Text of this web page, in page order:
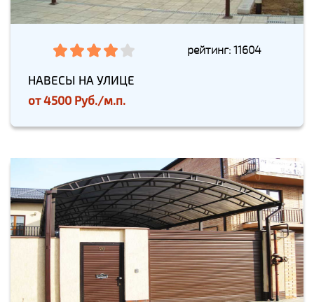
рейтинг: 11604
НАВЕСЫ НА УЛИЦЕ
от4500 Руб./м.п.